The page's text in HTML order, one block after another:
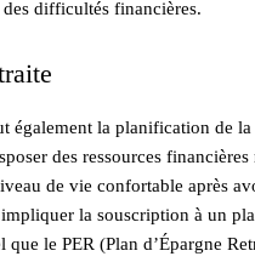
difficultés financières.
également la planification de la
des ressources financières
de vie confortable après
la souscription à un
que le PER (Plan d’Épargne